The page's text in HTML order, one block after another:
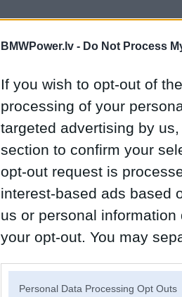
BMWPower.lv - Do Not Process
If you wish to opt-out of
processing of your
targeted advertising by
section to confirm your
opt-out request is
interest-based ads based
us or personal
your opt-out. You may
Personal Data Processing Opt Outs